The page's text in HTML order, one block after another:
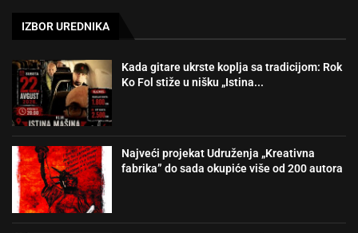
IZBOR UREDNIKA
Kada gitare ukrste koplja sa tradicijom: Rok
Ko Fol stiže u nišku „Istina...
Najveći projekat Udruženja „Kreativna
fabrika” do sada okupiće više od 200 autora